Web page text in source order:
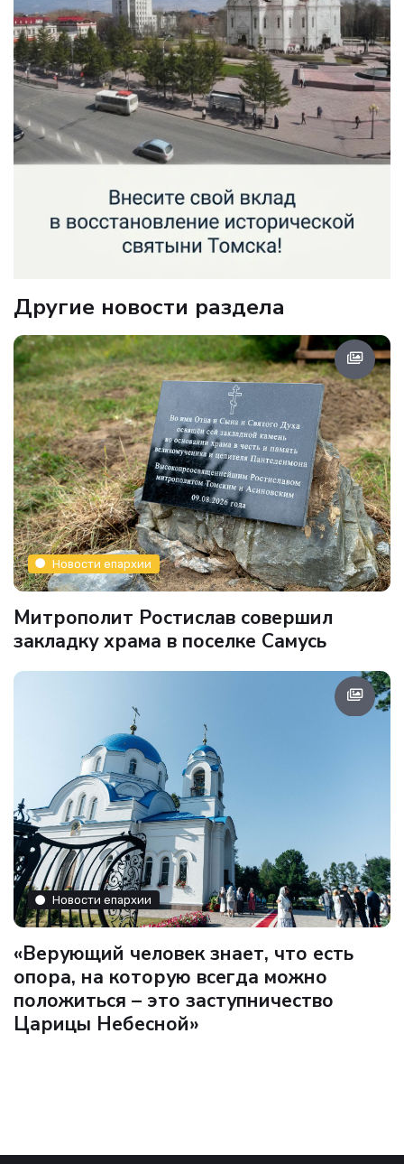
Другие новости раздела
Новости епархии
Митрополит Ростислав совершил
закладку храма в поселке Самусь
Новости епархии
«Верующий человек знает, что есть
опора, на которую всегда можно
положиться – это заступничество
Царицы Небесной»